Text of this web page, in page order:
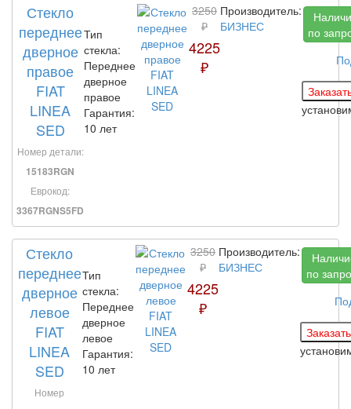
Стекло
переднее
дверное
правое
FIAT
LINEA
SED
Номер детали:
15183RGN
Еврокод:
3367RGNS5FD
Тип
стекла:
Переднее
дверное
правое
Гарантия:
10 лет
3250
₽
4225
₽
Производитель:
БИЗНЕС
по
Стекло
переднее
дверное
левое
FIAT
LINEA
SED
Номер
Тип
стекла:
Переднее
дверное
левое
Гарантия:
10 лет
3250
₽
4225
₽
Производитель:
БИЗНЕС
по